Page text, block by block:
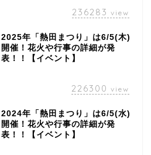
236283 view
2025年「熱田まつり」は6/5(木)
開催！花火や行事の詳細が発
表！！【イベント】
226300 view
2024年「熱田まつり」は6/5(水)
開催！花火や行事の詳細が発
表！！【イベント】